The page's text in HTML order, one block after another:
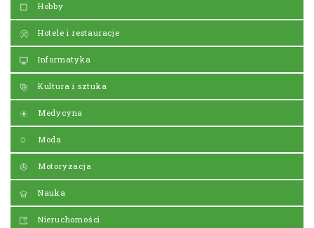
Hobby
Hotele i restauracje
Informatyka
Kultura i sztuka
Medycyna
Moda
Motoryzacja
Nauka
Nieruchomości